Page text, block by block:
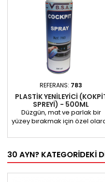
REFERANS: 783
PLASTIK YENILEYICI
SPREYI) - 500ML
Düzgün, mat ve parlak bir
yüzey bırakmak için özel
yenileyici ile plastik
verin. Ambalaj: Kolay ve eşit
uygulama için pratik 500 ml
aerosolde mevcuttur.
30 AYN? KATEGORIDEKI